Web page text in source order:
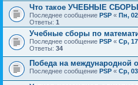
Что такое УЧЕБНЫЕ СБОРЫ
Последнее сообщение PSP « Пн, 02
Ответы: 1
Учебные сборы по
Последнее сообщение PSP « Ср,
Ответы: 34
Победа на международной
Последнее сообщение PSP « Ср,